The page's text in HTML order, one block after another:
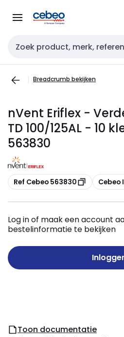
naar
naar
Zoekveld invoer
Breadcrumb bekijken
nVent Eriflex -
TD 100/125AL - 10
563830
Kopiëren
Ref Cebeo 563830 Kopiëren
Cebeo
Log in of maak een account
bestelinformatie te bekijken
Toon documentatie